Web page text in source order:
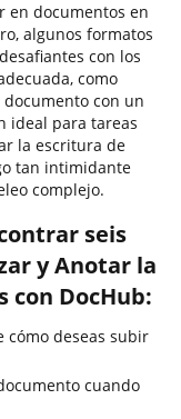
en documentos en
algunos formatos
con los
como
con un
ideal para tareas
la escritura de
tan intimidante
complejo.
seis
y Anotar la
DocHub:
cómo deseas subir
cuando